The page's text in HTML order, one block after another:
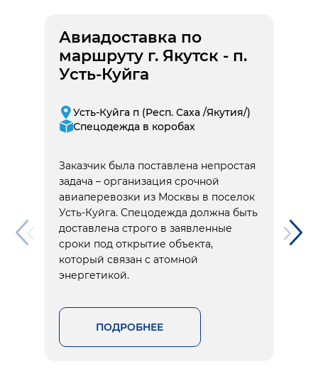
Авиадоставка по
маршруту г. Якутск - п.
Усть-Куйга
Усть-Куйга п (Респ. Саха /Якутия/)
Спецодежда в коробах
Заказчик была поставлена непростая
задача – организация срочной
авиаперевозки из Москвы в поселок
Усть-Куйга. Спецодежда должна быть
доставлена строго в заявленные
сроки под открытие объекта,
который связан с атомной
энергетикой.
ПОДРОБНЕЕ